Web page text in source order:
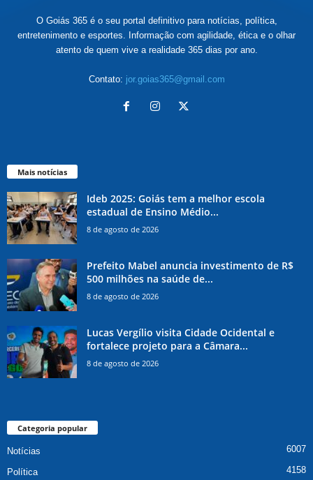
O Goiás 365 é o seu portal definitivo para notícias, política,
entretenimento e esportes. Informação com agilidade, ética e o olhar
atento de quem vive a realidade 365 dias por ano.
Contato: jor.goias365@gmail.com
Mais notícias
Ideb 2025: Goiás tem a melhor escola
estadual de Ensino Médio...
8 de agosto de 2026
Prefeito Mabel anuncia investimento de R$
500 milhões na saúde de...
8 de agosto de 2026
Lucas Vergílio visita Cidade Ocidental e
fortalece projeto para a Câmara...
8 de agosto de 2026
Categoria popular
Notícias 6007
Política 4158